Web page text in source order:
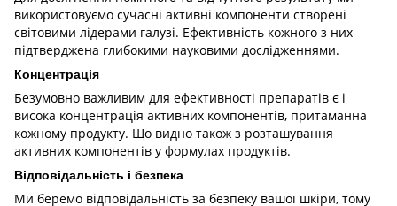
використовуємо сучасні активні компоненти створені
світовими лідерами галузі. Ефективність кожного з них
підтверджена глибокими науковими дослідженнями.
Концентрація
Безумовно важливим для ефективності препаратів є і
висока концентрація активних компонентів, притаманна
кожному продукту. Що видно також з розташування
активних компонентів у формулах продуктів.
Відповідальність і безпека
Ми беремо відповідальність за безпеку вашої шкіри, тому